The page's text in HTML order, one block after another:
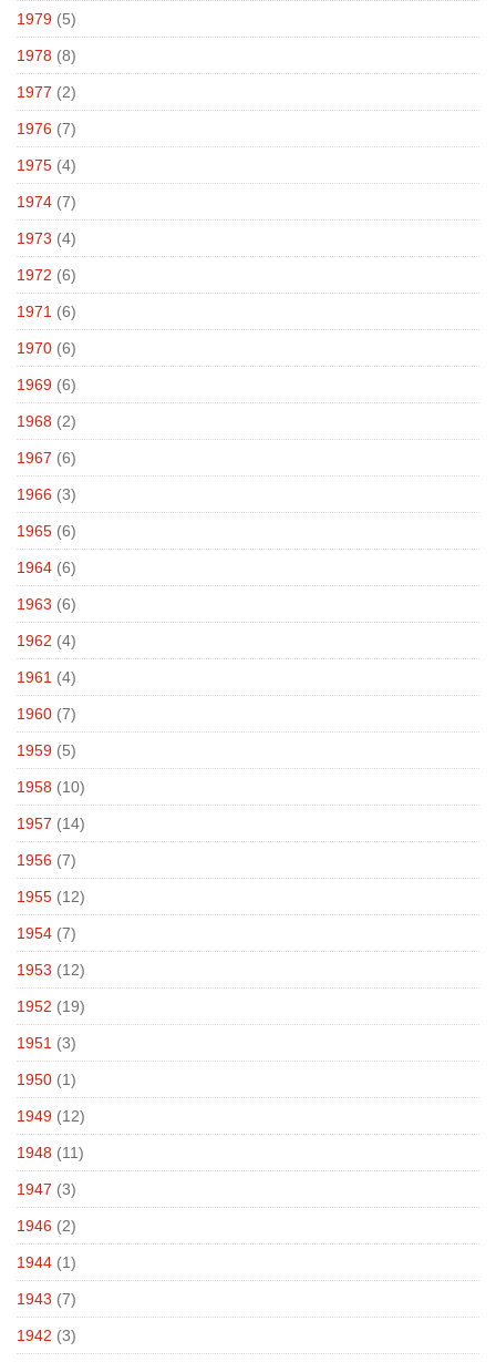
1979 (5)
1978 (8)
1977 (2)
1976 (7)
1975 (4)
1974 (7)
1973 (4)
1972 (6)
1971 (6)
1970 (6)
1969 (6)
1968 (2)
1967 (6)
1966 (3)
1965 (6)
1964 (6)
1963 (6)
1962 (4)
1961 (4)
1960 (7)
1959 (5)
1958 (10)
1957 (14)
1956 (7)
1955 (12)
1954 (7)
1953 (12)
1952 (19)
1951 (3)
1950 (1)
1949 (12)
1948 (11)
1947 (3)
1946 (2)
1944 (1)
1943 (7)
1942 (3)